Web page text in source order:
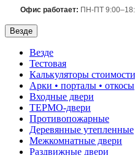
Офис работает: ПН-ПТ
Везде
Везде
Тестовая
Калькуляторы
Арки • порталы • откосы
Входные двери
ТЕРМО-двери
Противопожарные
Деревянные утепленные
Межкомнатные двери
Раздвижные двери